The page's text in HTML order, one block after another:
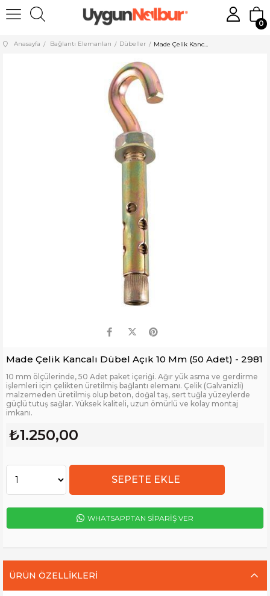
0
Anasayfa Bağlantı Elemanları Dübeller
Made Çelik Kancalı Dübel Açık 10 Mm (50 Adet) - 2981
10 mm ölçülerinde, 50 Adet paket içeriği. Ağır yük asma ve gerdirme
işlemleri için çelikten üretilmiş bağlantı elemanı. Çelik (Galvanizli)
malzemeden üretilmiş olup beton, doğal taş, sert tuğla yüzeylerde
güçlü tutuş sağlar. Yüksek kaliteli, uzun ömürlü ve kolay montaj
imkanı.
₺1.250,00
WHATSAPPTAN SİPARİŞ VER
ÜRÜN ÖZELLIKLERI